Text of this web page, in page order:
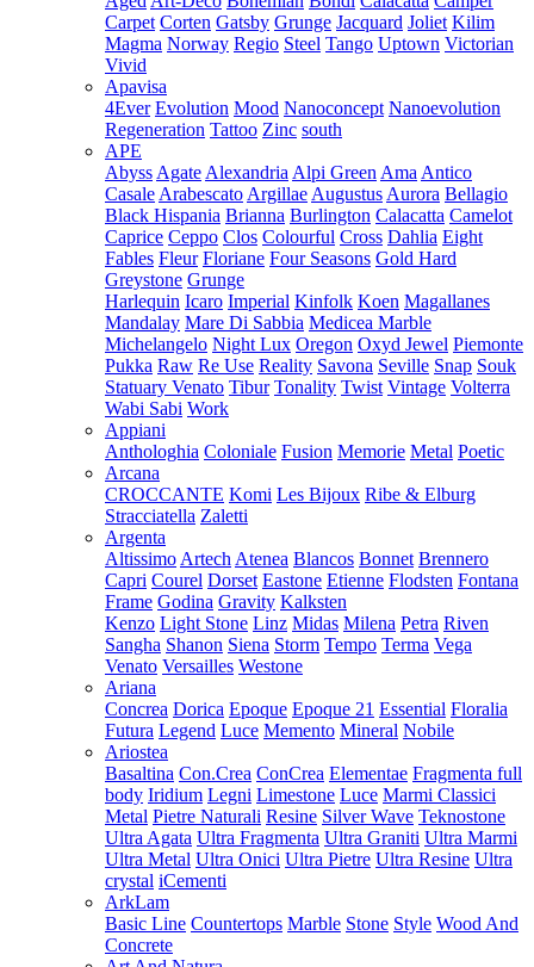
Carpet Corten Gatsby Grunge Jacquard Joliet Kilim
Magma Norway Regio Steel Tango Uptown Victorian
Vivid
Apavisa
4Ever Evolution Mood Nanoconcept Nanoevolution
Regeneration Tattoo Zinc south
APE
Abyss Agate Alexandria Alpi Green Ama Antico
Casale Arabescato Argillae Augustus Aurora Bellagio
Black Hispania Brianna Burlington Calacatta Camelot
Caprice Ceppo Clos Colourful Cross Dahlia Eight
Fables Fleur Floriane Four Seasons Gold Hard
Greystone Grunge
Harlequin Icaro Imperial Kinfolk Koen Magallanes
Mandalay Mare Di Sabbia Medicea Marble
Michelangelo Night Lux Oregon Oxyd Jewel Piemonte
Pukka Raw Re Use Reality Savona Seville Snap Souk
Statuary Venato Tibur Tonality Twist Vintage Volterra
Wabi Sabi Work
Appiani
Anthologhia Coloniale Fusion Memorie Metal Poetic
Arcana
CROCCANTE Komi Les Bijoux Ribe & Elburg
Stracciatella Zaletti
Argenta
Altissimo Artech Atenea Blancos Bonnet Brennero
Capri Courel Dorset Eastone Etienne Flodsten Fontana
Frame Godina Gravity Kalksten
Kenzo Light Stone Linz Midas Milena Petra Riven
Sangha Shanon Siena Storm Tempo Terma Vega
Venato Versailles Westone
Ariana
Concrea Dorica Epoque Epoque 21 Essential Floralia
Futura Legend Luce Memento Mineral Nobile
Ariostea
Basaltina Con.Crea ConCrea Elementae Fragmenta full
body Iridium Legni Limestone Luce Marmi Classici
Metal Pietre Naturali Resine Silver Wave Teknostone
Ultra Agata Ultra Fragmenta Ultra Graniti Ultra Marmi
Ultra Metal Ultra Onici Ultra Pietre Ultra Resine Ultra
crystal iCementi
ArkLam
Basic Line Countertops Marble Stone Style Wood And
Concrete